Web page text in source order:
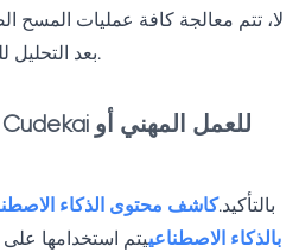
لا، تتم معالجة كافة عمليات المسح
بعد التحليل للحفاظ على خصوصية البيانات.
بالتأكيد.كاشف محتوى الذكاء
بالذكاء الاصطناعييتم استخدامها